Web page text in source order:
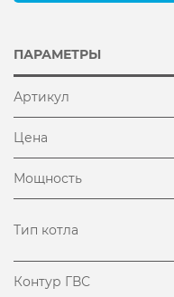
ПАРАМЕТРЫ
Артикул
Цена
Мощность
Тип котла
Контур ГВС